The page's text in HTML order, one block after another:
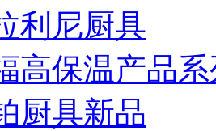
利尼厨具
高保温产品
厨具新品